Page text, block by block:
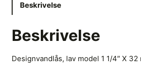
Beskrivelse
Beskrivelse
Designvandlås, lav model 1 1/4″ X 32